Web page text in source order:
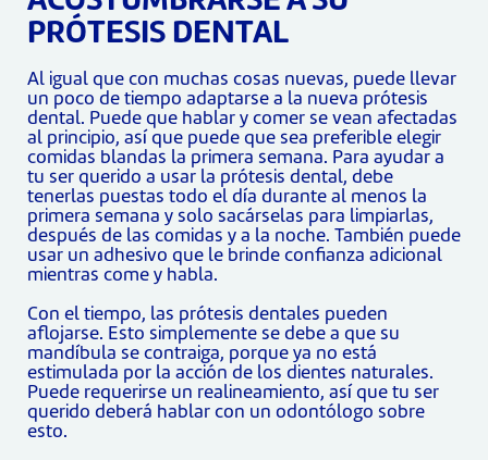
PRÓTESIS DENTAL
Al igual que con muchas cosas nuevas, puede llevar
un poco de tiempo adaptarse a la nueva prótesis
dental. Puede que hablar y comer se vean afectadas
al principio, así que puede que sea preferible elegir
comidas blandas la primera semana. Para ayudar a
tu ser querido a usar la prótesis dental, debe
tenerlas puestas todo el día durante al menos la
primera semana y solo sacárselas para limpiarlas,
después de las comidas y a la noche. También puede
usar un adhesivo que le brinde confianza adicional
mientras come y habla.
Con el tiempo, las prótesis dentales pueden
aflojarse. Esto simplemente se debe a que su
mandíbula se contraiga, porque ya no está
estimulada por la acción de los dientes naturales.
Puede requerirse un realineamiento, así que tu ser
querido deberá hablar con un odontólogo sobre
esto.